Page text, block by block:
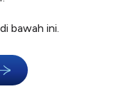
bawah ini.